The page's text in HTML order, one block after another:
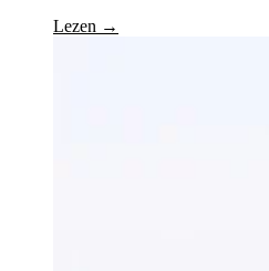
Lezen →